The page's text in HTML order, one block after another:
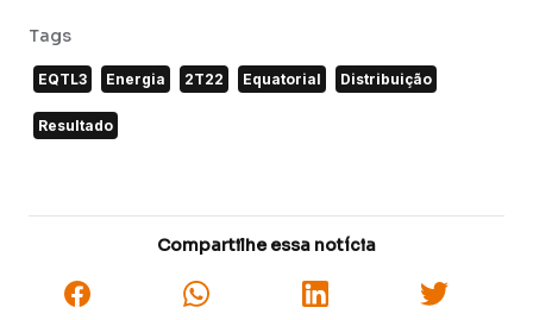
Tags
EQTL3 Energia 2T22 Equatorial Distribuição
Resultado
Compartilhe essa notícia